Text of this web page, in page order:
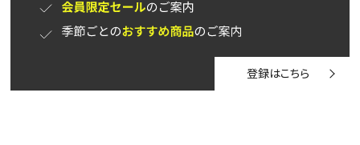
健康茶 ハーブティー 緑茶
容量を選択
登録はこちら